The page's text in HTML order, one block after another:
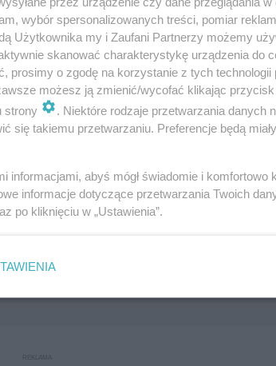
pytanie
wybór spersonalizowanych treści, pomiar
Użytkownika my i Zaufani Partnerzy możemy
skanować charakterystykę urządzenia do
prosimy o zgodę na korzystanie z tych technologii
możesz ją zmienić/wycofać klikając
strony
. Niektóre rodzaje przetwarzania danych
się takiemu przetwarzaniu. Preferencje będą
informacjami, abyś mógł świadomie i
informacje dotyczące przetwarzania Twoich
po kliknięciu w „Ustawienia”.